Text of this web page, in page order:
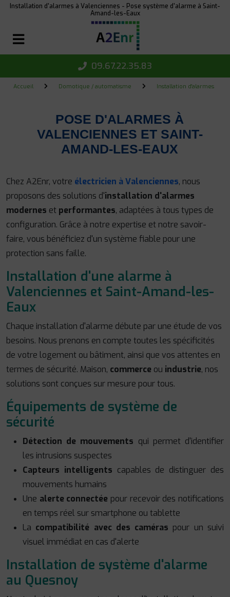
Installation d'alarmes à Valenciennes - Pose système d'alarme à Saint-
Amand-les-Eaux
09.67.22.35.83
Accueil Domotique / automatisme Installation d'alarmes
POSE D'ALARMES À
VALENCIENNES ET SAINT-
AMAND-LES-EAUX
Chez A2Enr, votre électricien à Valenciennes, nous
proposons des solutions d'installation d'alarmes
modernes et performantes, adaptées à tous types de
configuration. Grâce à notre expertise et notre savoir-
faire, vous bénéficiez d'un système fiable pour une
protection sans faille.
Installation d'une alarme à
Valenciennes et Saint-Amand-les-
Eaux
Chaque installation d'alarme débute par une étude de vos
besoins. Nous prenons en compte toutes les spécificités
de votre logement ou bâtiment, ainsi que vos attentes en
termes de sécurité. Maison, commerce ou industrie, nos
solutions sont conçues sur mesure pour tous.
Équipements de système de
sécurité
Détection de mouvements qui permet d'identifier
les intrusions suspectes
Capteurs intelligents capables de distinguer des
mouvements humains
Une alerte connectée pour recevoir des notifications
en temps réel sur smartphone ou tablette
La compatibilité avec des caméras pour un suivi
visuel immédiat en cas d'alerte
Installation de système d'alarme
au Quesnoy
Panneau de gestion des cookies